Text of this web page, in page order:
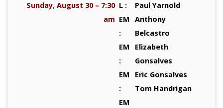
Sunday, August 30 – 7:30
am
L :
EM
:
EM
:
EM
:
EM
Paul Yarnold
Anthony
Belcastro
Elizabeth
Gonsalves
Eric Gonsalves
Tom Handrigan